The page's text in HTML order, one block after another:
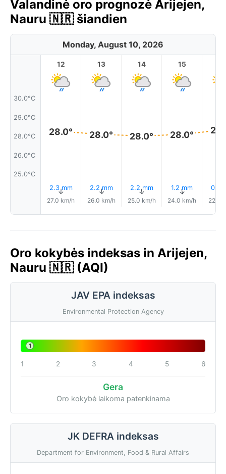
Valandinė oro prognozė Arijejen,
Nauru 🇳🇷 šiandien
Monday, August 10, 2026
30.0°C
29.0°C
28.0°C
26.0°C
25.0°C
12
28.0°
2.3 mm
↑
27.0 km/h
13
28.0°
2.2 mm
↑
26.0 km/h
14
28.0°
2.2 mm
↑
25.0 km/h
15
28.0°
1.2 mm
↑
24.0 km/h
0.6
22.0
Oro kokybės indeksas in Arijejen,
Nauru 🇳🇷 (AQI)
JAV EPA indeksas
Environmental Protection Agency
1
1 2 3 4 5 6
Gera
Oro kokybė laikoma patenkinama
JK DEFRA indeksas
Department for Environment, Food & Rural Affairs